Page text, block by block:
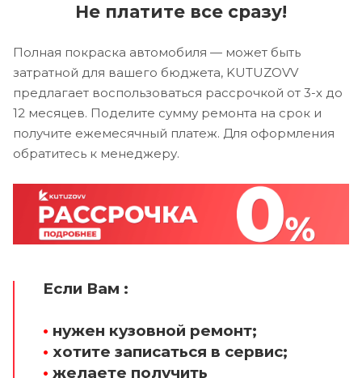
Не платите все сразу!
Полная покраска автомобиля — может быть
затратной для вашего бюджета, KUTUZOVV
предлагает воспользоваться рассрочкой от 3-х до
12 месяцев. Поделите сумму ремонта на срок и
получите ежемесячный платеж. Для оформления
обратитесь к менеджеру.
Если Вам :
• нужен кузовной ремонт;
• хотите записаться в сервис;
• желаете получить